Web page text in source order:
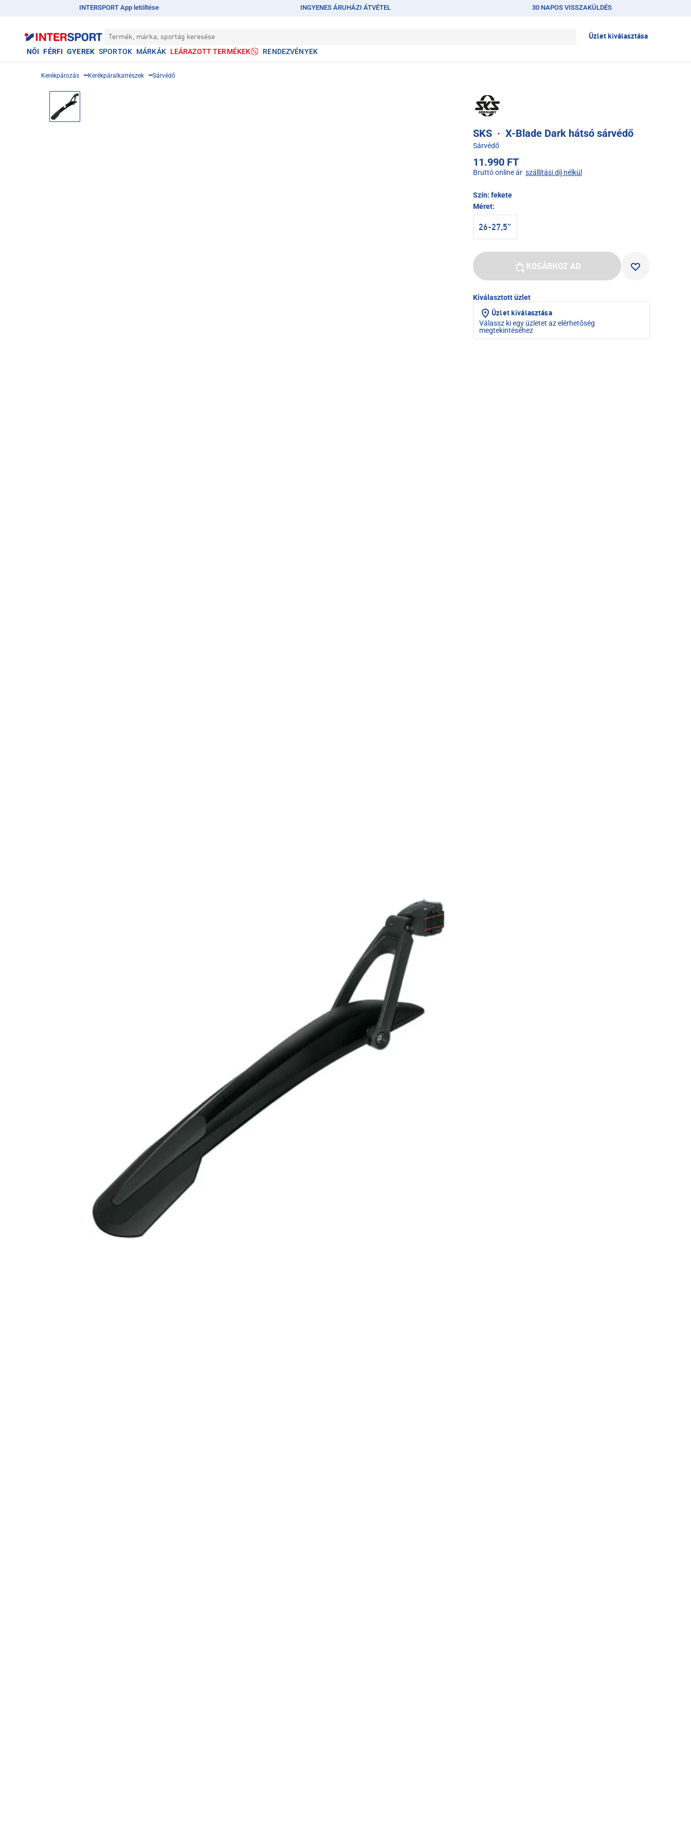
INTERSPORT App letöltése INGYENES ÁRUHÁZI ÁTVÉTEL 30 NAPOS VISSZAKÜLDÉS
Termék, márka, sportág keresése Üzlet kiválasztása
NŐI FÉRFI GYEREK SPORTOK MÁRKÁK LEÁRAZOTT TERMÉKEK RENDEZVÉNYEK
Kerékpározás Kerékpáralkatrészek Sárvédő
SKS · X-Blade Dark hátsó sárvédő
Sárvédő
11.990 FT
Bruttó online ár szállítási díj nélkül
Szín: fekete
Méret:
26-27,5"
KOSÁRHOZ AD
Kiválasztott üzlet
Üzlet kiválasztása
Válassz ki egy üzletet az elérhetőség
megtekintéséhez